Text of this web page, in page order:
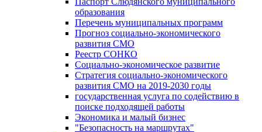
образования
Перечень муниципальных программ
Прогноз социально-экономического
развития СМО
Реестр СОНКО
Социально-экономическое развитие
Стратегия социально-экономического
развития СМО на 2019-2030 годы
государственная услуга по содействию в
поиске подходящей работы
Экономика и малый бизнес
"Безопасность на маршрутах"